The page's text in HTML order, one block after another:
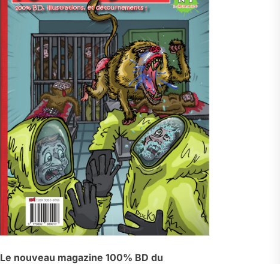
Le nouveau magazine 100% BD du